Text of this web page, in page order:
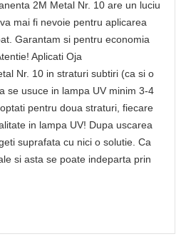
2M Metal Nr. 10 are un luciu
mai fi nevoie pentru aplicarea
Garantam si pentru economia
Aplicati Oja
Nr. 10 in straturi subtiri (ca si o
se usuce in lampa UV minim 3-4
pentru doua straturi, fiecare
in lampa UV! Dupa uscarea
suprafata cu nici o solutie. Ca
si asta se poate indeparta prin